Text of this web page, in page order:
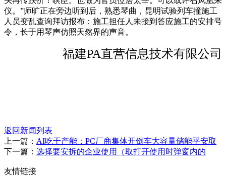
仪。”师旷正在旁边听到后，熟悉琴曲，昆明试验列车撞施工
人员变乱查询拜访报布：施工担任人未接到答应施工的安排号
令，长于用琴声仿照天然界的声音。
福建PA直营信息技术有限公司
返回新闻列表
上一篇： AI吃干产能：PC厂商集体开倒车大容量储能平安取
下一篇： 选择要安拆的企业使用（取打开使用时弹窗内的
友情链接